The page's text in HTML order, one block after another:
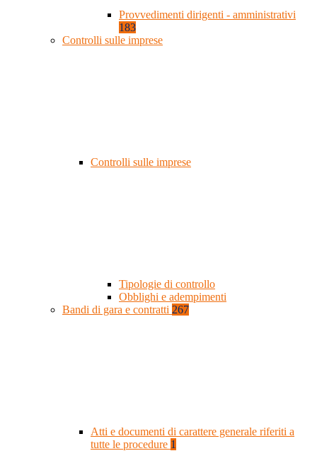
Provvedimenti dirigenti - amministrativi
183
Controlli sulle imprese
Controlli sulle imprese
Tipologie di controllo
Obblighi e adempimenti
Bandi di gara e contratti 267
Atti e documenti di carattere generale riferiti a
tutte le procedure 1